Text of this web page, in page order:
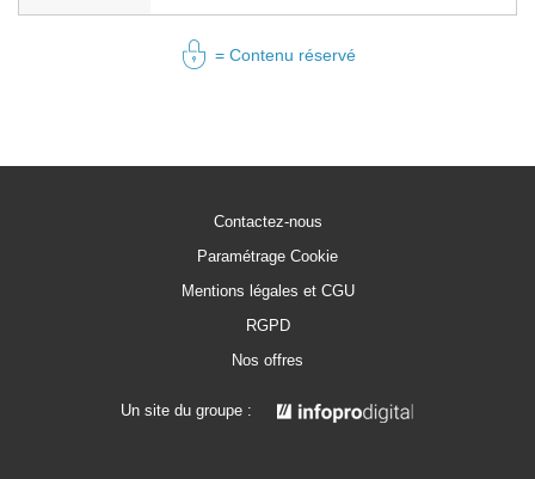
= Contenu réservé
Contactez-nous
Paramétrage Cookie
Mentions légales et CGU
RGPD
Nos offres
Un site du groupe :